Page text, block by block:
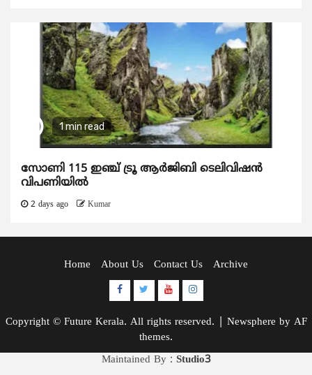
1 min read
സോണി 115 ഇഞ്ച് ട്രൂ ആർജിബി ടെലിവിഷൻ
വിപണിയിൽ
2 days ago Kumar
Home About Us Contact Us Archive
Facebook
TwitterYoutubeInstagram
Copyright © Future Kerala. All rights reserved. Newsphere by AF
themes.
Maintained By : Studio3